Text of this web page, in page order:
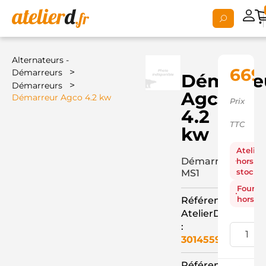
Alternateurs -
Démarreurs
>
Démarreurs >
Démarreur Agco 4.2 kw
Agco
4.2
kw
Démarreur
MS1
Référence
AtelierD
:
3014559
Prix
TTC
Atelier
hors
stock
hors